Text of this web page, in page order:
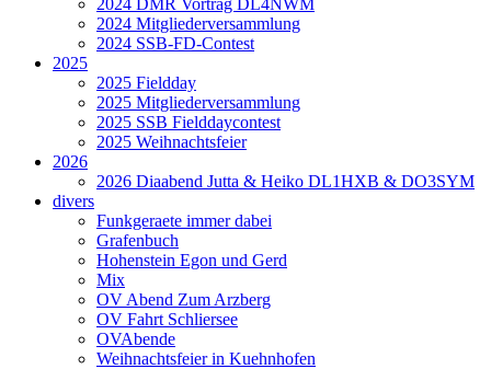
2024 DMR Vortrag DL4NWM
2024 Mitgliederversammlung
2024 SSB-FD-Contest
2025
2025 Fieldday
2025 Mitgliederversammlung
2025 SSB Fielddaycontest
2025 Weihnachtsfeier
2026
2026 Diaabend Jutta & Heiko DL1HXB & DO3SYM
divers
Funkgeraete immer dabei
Grafenbuch
Hohenstein Egon und Gerd
Mix
OV Abend Zum Arzberg
OV Fahrt Schliersee
OVAbende
Weihnachtsfeier in Kuehnhofen